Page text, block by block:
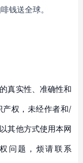
钱送全球。
真实性、准确性和
权，未经作者和/
其他方式使用本网
问题，烦请联系